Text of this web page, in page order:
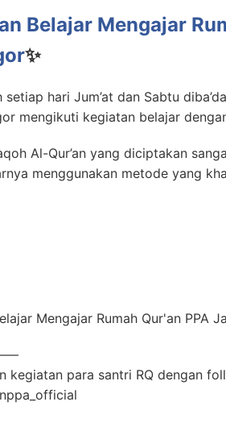
Belajar Mengajar
✨
setiap hari Jum’at dan Sabtu
mengikuti kegiatan belajar
Al-Qur’an yang diciptakan
menggunakan metode yang
kegiatan para santri RQ dengan